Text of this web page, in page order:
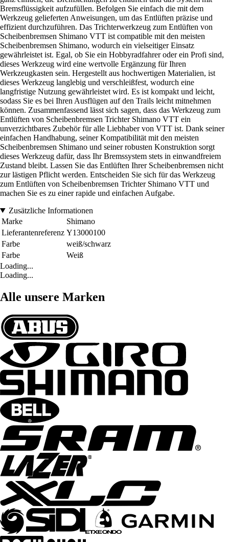
Bremsflüssigkeit aufzufüllen. Befolgen Sie einfach die mit dem
Werkzeug gelieferten Anweisungen, um das Entlüften präzise und
effizient durchzuführen. Das Trichterwerkzeug zum Entlüften von
Scheibenbremsen Shimano VTT ist compatible mit den meisten
Scheibenbremsen Shimano, wodurch ein vielseitiger Einsatz
gewährleistet ist. Egal, ob Sie ein Hobbyradfahrer oder ein Profi sind,
dieses Werkzeug wird eine wertvolle Ergänzung für Ihren
Werkzeugkasten sein. Hergestellt aus hochwertigen Materialien, ist
dieses Werkzeug langlebig und verschleißfest, wodurch eine
langfristige Nutzung gewährleistet wird. Es ist kompakt und leicht,
sodass Sie es bei Ihren Ausflügen auf den Trails leicht mitnehmen
können. Zusammenfassend lässt sich sagen, dass das Werkzeug zum
Entlüften von Scheibenbremsen Trichter Shimano VTT ein
unverzichtbares Zubehör für alle Liebhaber von VTT ist. Dank seiner
einfachen Handhabung, seiner Kompatibilität mit den meisten
Scheibenbremsen Shimano und seiner robusten Konstruktion sorgt
dieses Werkzeug dafür, dass Ihr Bremssystem stets in einwandfreiem
Zustand bleibt. Lassen Sie das Entlüften Ihrer Scheibenbremsen nicht
zur lästigen Pflicht werden. Entscheiden Sie sich für das Werkzeug
zum Entlüften von Scheibenbremsen Trichter Shimano VTT und
machen Sie es zu einer rapide und einfachen Aufgabe.
Zusätzliche Informationen
Marke
Shimano
Lieferantenreferenz Y13000100
Farbe
weiß/schwarz
Farbe
Weiß
Loading...
Loading...
Alle unsere Marken